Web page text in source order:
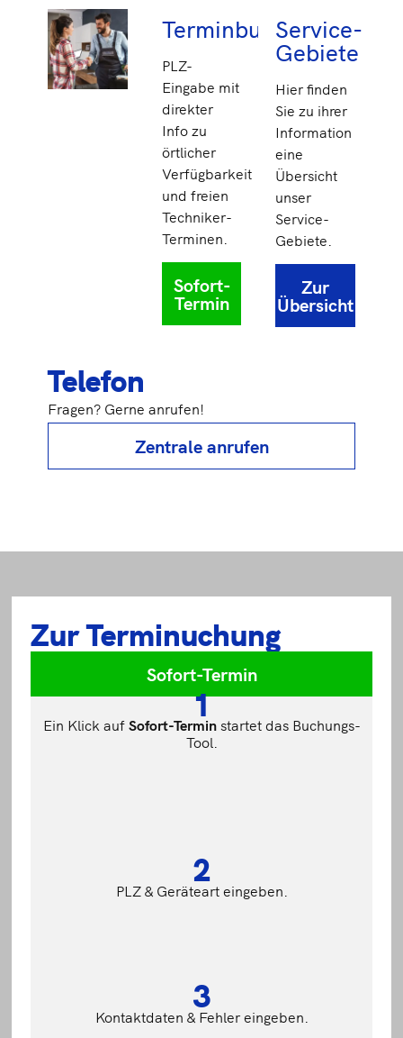
Terminbuchung
PLZ-
Eingabe mit
direkter
Info zu
örtlicher
Verfügbarkeit
und freien
Techniker-
Terminen.
Sofort-
Termin
Service-
Gebiete
Hier finden
Sie zu ihrer
Information
eine
Übersicht
unser
Service-
Gebiete.
Zur
Übersicht
Telefon
Fragen? Gerne anrufen!
Zentrale anrufen
Zur Terminuchung
Sofort-Termin
1
Ein Klick aufSofort-Terminstartet das Buchungs-
Tool.
2
PLZ & Geräteart eingeben.
3
Kontaktdaten & Fehler eingeben.